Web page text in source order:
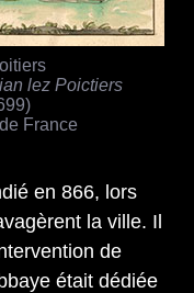
lez Poictiers
France
en 866, lors
la ville. Il
de
était dédiée